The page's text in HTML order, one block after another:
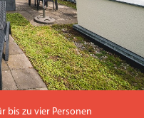
bis zu vier Personen